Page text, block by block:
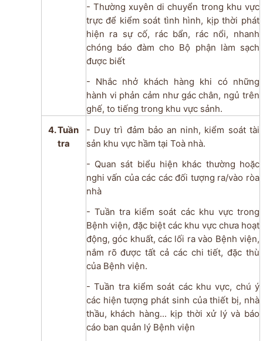
- Thường xuyên di chuyển trong khu vực
trực để kiểm soát tình hình, kịp thời phát
hiện ra sự cố, rác bẩn, rác nổi, nhanh
chóng báo đàm cho Bộ phận làm sạch
được biết
- Nhắc nhở khách hàng khi có những
hành vi phản cảm như gác chân, ngủ trên
ghế, to tiếng trong khu vực sảnh.
4. Tuần
tra
- Duy trì đảm bảo an ninh, kiểm soát tài
sản khu vực hầm tại Toà nhà.
- Quan sát biểu hiện khác thường hoặc
nghi vấn của các các đối tượng ra/vào ròa
nhà
- Tuần tra kiểm soát các khu vực trong
Bệnh viện, đặc biệt các khu vực chưa hoạt
động, góc khuất, các lối ra vào Bệnh viện,
nắm rõ được tất cả các chi tiết, đặc thù
của Bệnh viện.
- Tuần tra kiểm soát các khu vực, chú ý
các hiện tượng phát sinh của thiết bị, nhà
thầu, khách hàng... kịp thời xử lý và báo
cáo ban quản lý Bệnh viện